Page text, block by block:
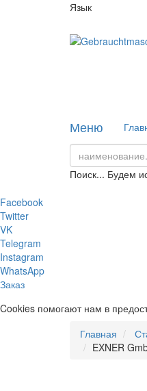
Язык
Меню
Поиск... Будем
Facebook
Twitter
VK
Telegram
Instagram
WhatsApp
Заказ
Cookies помогают нам в
Главная
EXNER